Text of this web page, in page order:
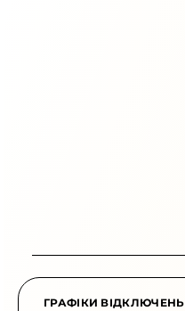
ГРАФІКИ ВІДКЛЮЧЕНЬ